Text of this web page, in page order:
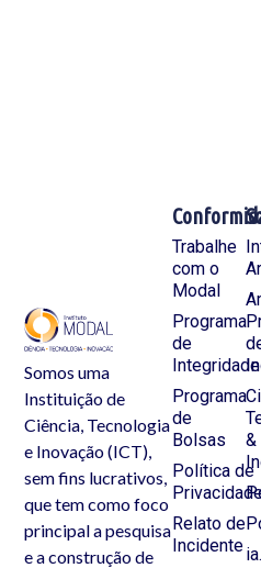
Somos uma
Instituição de
Ciência, Tecnologia
e Inovação (ICT),
sem fins lucrativos,
que tem como foco
principal a pesquisa
e a construção de
&
Trabalhe
com o
Modal
Programa
de
Integridade
Programa
de
Bolsas
Política de
Relato de
Incidente